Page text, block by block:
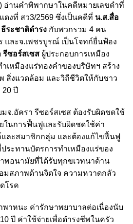
อ่านคำพิพากษาในคดีหมายเลขดำที่
ดงที่ สว3/2569 ซึ่งเป็นคดีที่ น.ส.สื่อ
ะชาติดำรง กับพวกรวม 4 คน
และจ.เพชรบูรณ์ เป็นโจทก์ยื่นฟ้อง
รีซอร์สเซส ผู้ประกอบการเหมือง
เหมืองแร่ทองคำของบริษัทฯ สร้าง
สิ่งแวดล้อม และวิถีชีวิตให้กับชาว
ปี
จ.อัครา รีซอร์สเซส ต้องรับผิดชดใช้
ในการฟื้นฟูและรับผิดชดใช้ค่า
ละสมาชิกกลุ่ม และต้องแก้ไขฟื้นฟู
ระทานบัตรการทำเหมืองแร่ของ
าพอนามัยที่ได้รับทุกขเวทนาด้าน
มสภาพด้านจิตใจ ความหวาดกลัว
โรค
าหนะ ค่ารักษาพยาบาลต่อเนื่องนับ
ปี ค่าใช้จ่ายเพื่อดำรงชีพในครัว